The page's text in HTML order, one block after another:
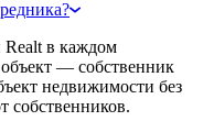
в каждом
— собственник
недвижимости без
собственников.